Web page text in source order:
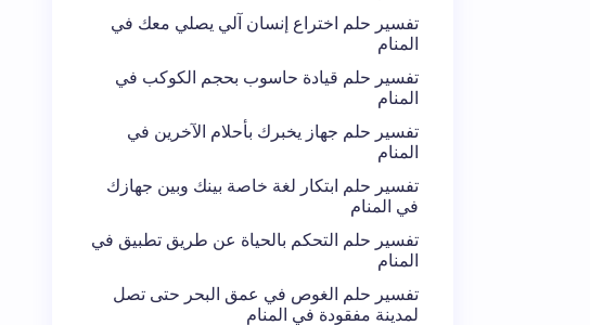
تفسير حلم اختراع إنسان آلي يصلي معك في
المنام
تفسير حلم قيادة حاسوب بحجم الكوكب في
المنام
تفسير حلم جهاز يخبرك بأحلام الآخرين في
المنام
تفسير حلم ابتكار لغة خاصة بينك وبين جهازك
في المنام
تفسير حلم التحكم بالحياة عن طريق تطبيق في
المنام
تفسير حلم الغوص في عمق البحر حتى تصل
لمدينة مفقودة في المنام